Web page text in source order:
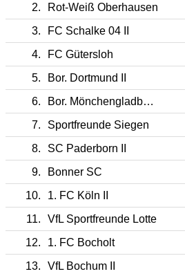
2.
Rot-Weiß Oberhausen
3.
FC Schalke 04 II
4.
FC Gütersloh
5.
Bor. Dortmund II
6.
Bor. Mönchengladbach II
7.
Sportfreunde Siegen
8.
SC Paderborn II
9.
Bonner SC
10.
1. FC Köln II
11.
VfL Sportfreunde Lotte
12.
1. FC Bocholt
13.
VfL Bochum II